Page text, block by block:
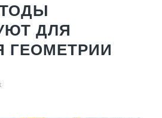
ДЛЯ
ГЕОМЕТРИИ